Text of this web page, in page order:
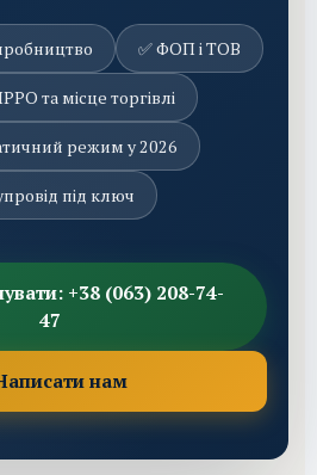
✅ ФОП і ТОВ
та місце торгівлі
режим у 2026
під ключ
+38 (063) 208-74-
47
нам